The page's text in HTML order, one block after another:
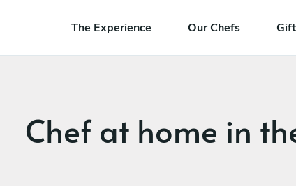
The Experience Our Chefs Gift
Chef at home in